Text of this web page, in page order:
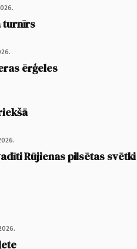
turnīrs
ērģeles
Rūjienas pilsētas svētki